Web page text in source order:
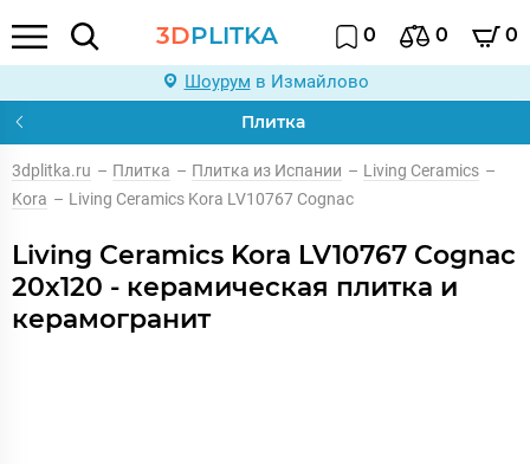
3DPLITKA 0 0 0
Шоурум в Измайлово
Плитка
3dplitka.ru – Плитка – Плитка из Испании – Living Ceramics –
Kora – Living Ceramics Kora LV10767 Cognac
Living Ceramics Kora LV10767 Cognac
20x120 - керамическая плитка и
керамогранит